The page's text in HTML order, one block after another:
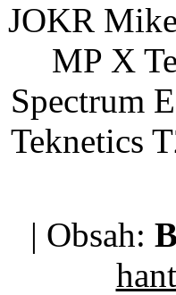
JOKR
MP X
Spectrum
Teknetics
| Obsah: